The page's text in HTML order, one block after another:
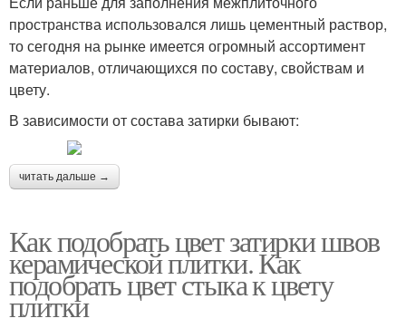
пространства использовался лишь цементный раствор,
то сегодня на рынке имеется огромный ассортимент
материалов, отличающихся по составу, свойствам и
цвету.
В зависимости от состава затирки бывают:
читать дальше →
Как подобрать цвет затирки швов
керамической плитки. Как
подобрать цвет стыка к цвету
плитки